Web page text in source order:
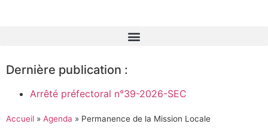
Dernière publication :
Arrêté préfectoral n°39-2026-SEC
Accueil » Agenda » Permanence de la Mission Locale